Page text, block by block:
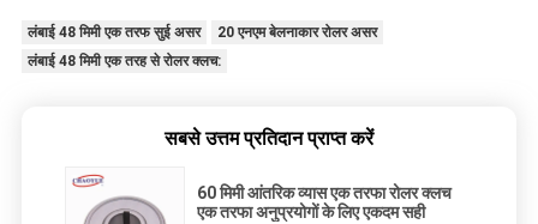
लंबाई 48 मिमी एक तरफ सुई असर
20 एनएम बेलनाकार रोलर असर
लंबाई 48 मिमी एक तरह से रोलर क्लच:
सबसे उत्तम प्रतिदान प्राप्त करें
60 मिमी आंतरिक व्यास एक तरफा रोलर क्लच
एक तरफा अनुप्रयोगों के लिए एकदम सही